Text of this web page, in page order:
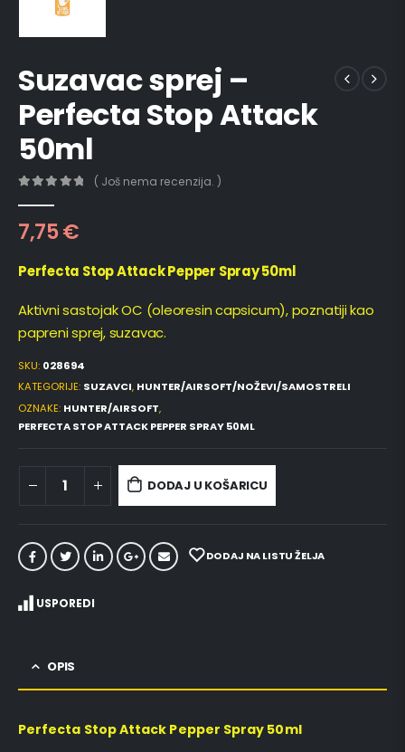
Suzavac sprej –
Perfecta Stop Attack
50ml
( Još nema recenzija. )
7,75€
Perfecta Stop Attack Pepper Spray 50ml
Aktivni sastojak OC (oleoresin capsicum), poznatiji kao
papreni sprej, suzavac.
SKU: 028694
KATEGORIJE: SUZAVCI, HUNTER/AIRSOFT/NOŽEVI/SAMOSTRELI
OZNAKE: HUNTER/AIRSOFT,
PERFECTA STOP ATTACK PEPPER SPRAY 50ML
DODAJ U KOŠARICU
DODAJ NA LISTU ŽELJA
USPOREDI
OPIS
Perfecta Stop Attack Pepper Spray 50ml